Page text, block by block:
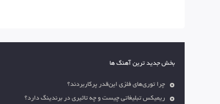
بخش جدید ترین آهنگ ها
چرا توری‌های فلزی این‌قدر پرکاربردند؟
ریمیکس تبلیغاتی چیست و چه تاثیری در برندینگ دارد؟